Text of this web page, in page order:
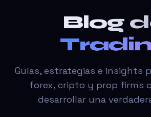
Blog
Guías, estrategias e insights
forex, cripto y prop firms
desarrollar una